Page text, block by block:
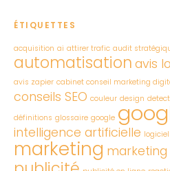
ÉTIQUETTES
acquisition ai attirer trafic audit
automatisation avis
avis zapier cabinet conseil marketing
conseils SEO couleur design
définitions glossaire google
intelligence artificielle
marketing marketing